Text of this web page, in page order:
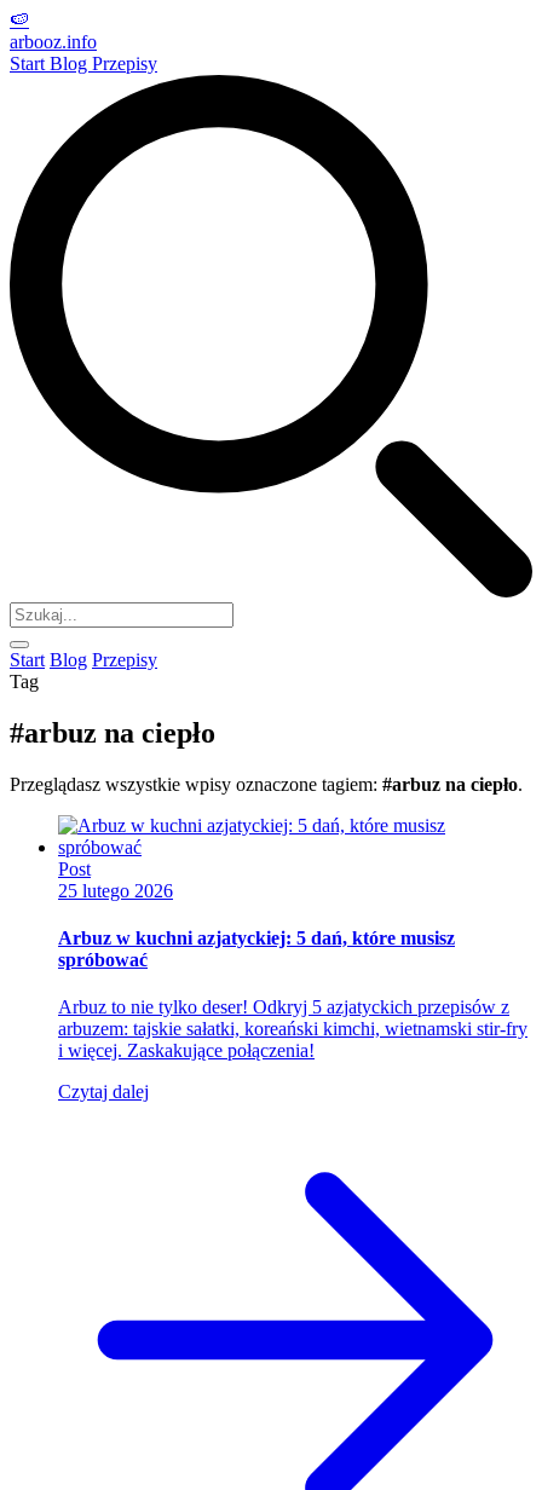
🍉
arbooz.info
Start Blog Przepisy
Start Blog Przepisy
Tag
#arbuz na ciepło
Przeglądasz wszystkie wpisy oznaczone tagiem: #arbuz na ciepło.
Post
25 lutego 2026
Arbuz w kuchni azjatyckiej: 5 dań, które musisz
spróbować
Arbuz to nie tylko deser! Odkryj 5 azjatyckich przepisów z
arbuzem: tajskie sałatki, koreański kimchi, wietnamski stir-fry
i więcej. Zaskakujące połączenia!
Czytaj dalej